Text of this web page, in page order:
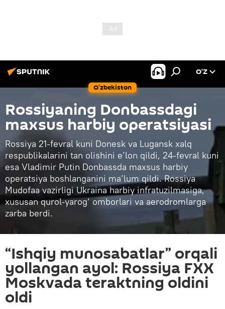
O‘zbekiston
O’Z
Rossiyaning Donbassdagi
maxsus harbiy operatsiyasi
Rossiya 21-fevral kuni Donesk va Lugansk xalq
respublikalarini tan olishini e’lon qildi, 24-fevral kuni
esa Vladimir Putin Donbassda maxsus harbiy
operatsiya boshlanganini ma’lum qildi. Rossiya
Mudofaa vazirligi Ukraina harbiy infratuzilmasiga,
xususan qurol-yarog‘ omborlari va aerodromlarga
zarba berdi.
“Ishqiy munosabatlar” orqali
yollangan ayol: Rossiya FXX
Moskvada teraktning oldini
oldi